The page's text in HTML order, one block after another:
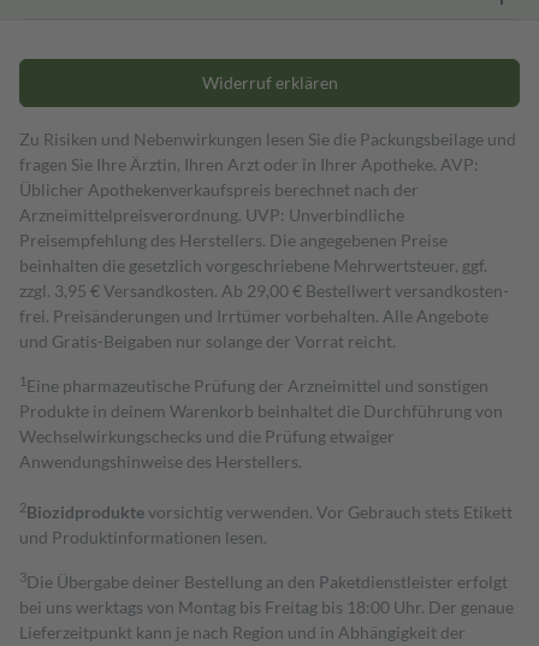
Widerruf erklären
Zu Risiken und Nebenwirkungen lesen Sie die Packungsbeilage und
fragen Sie Ihre Ärztin, Ihren Arzt oder in Ihrer Apotheke. AVP:
Üblicher Apothekenverkaufspreis berechnet nach der
Arzneimittelpreisverordnung. UVP: Unverbindliche
Preisempfehlung des Herstellers. Die angegebenen Preise
beinhalten die gesetzlich vorgeschriebene Mehrwertsteuer, ggf.
zzgl. 3,95 € Versandkosten. Ab 29,00 € Bestell­wert versand­kosten­
frei. Preisänderungen und Irrtümer vorbehalten. Alle Angebote
und Gratis-Beigaben nur solange der Vorrat reicht.
1 Eine pharmazeutische Prüfung der Arzneimittel und sonstigen
Produkte in deinem Warenkorb beinhaltet die Durchführung von
Wechselwirkungschecks und die Prüfung etwaiger
Anwendungshinweise des Herstellers.
2Biozidproduktevorsichtig verwenden. Vor Gebrauch stets Etikett
und Produktinformationen lesen.
3Die Übergabe deiner Bestellung an den Paketdienstleister erfolgt
bei uns werktags von Montag bis Freitag bis 18:00 Uhr. Der genaue
Lieferzeitpunkt kann je nach Region und in Abhängigkeit der